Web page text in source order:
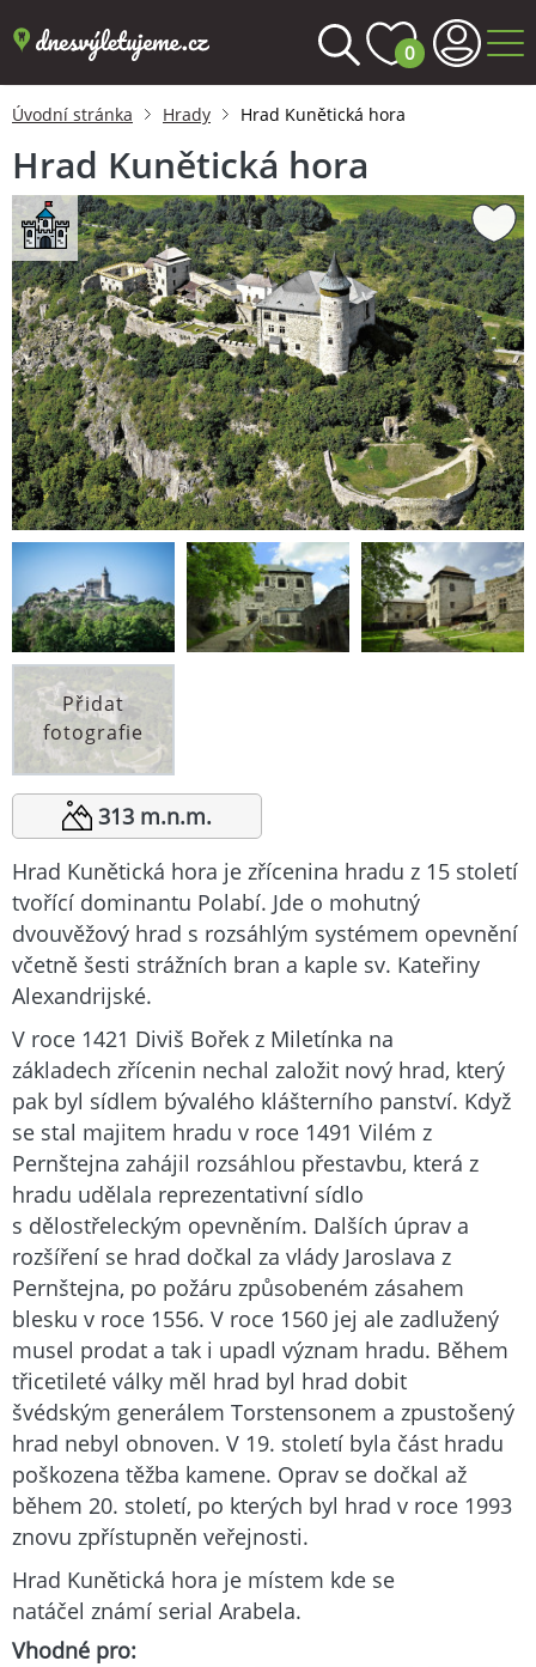
0
Úvodní stránka Hrady Hrad Kunětická hora
Hrad Kunětická hora
Přidat
fotografie
313 m.n.m.
Hrad Kunětická hora je zřícenina hradu z 15 století
tvořící dominantu Polabí. Jde o mohutný
dvouvěžový hrad s rozsáhlým systémem opevnění
včetně šesti strážních bran a kaple sv. Kateřiny
Alexandrijské.
V roce 1421 Diviš Bořek z Miletínka na
základech zřícenin nechal založit nový hrad, který
pak byl sídlem bývalého klášterního panství. Když
se stal majitem hradu v roce 1491 Vilém z
Pernštejna zahájil rozsáhlou přestavbu, která z
hradu udělala reprezentativní sídlo
s dělostřeleckým opevněním. Dalších úprav a
rozšíření se hrad dočkal za vlády Jaroslava z
Pernštejna, po požáru způsobeném zásahem
blesku v roce 1556. V roce 1560 jej ale zadlužený
musel prodat a tak i upadl význam hradu. Během
třicetileté války měl hrad byl hrad dobit
švédským generálem Torstensonem a zpustošený
hrad nebyl obnoven. V 19. století byla část hradu
poškozena těžba kamene. Oprav se dočkal až
během 20. století, po kterých byl hrad v roce 1993
znovu zpřístupněn veřejnosti.
Hrad Kunětická hora je místem kde se
natáčel známí serial Arabela.
Vhodné pro: